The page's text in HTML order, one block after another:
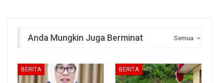
Semua
Anda Mungkin Juga Berminat
BERITA BERITA